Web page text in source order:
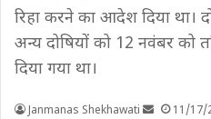
रिहा करने का आदेश दिया था।
अन्य दोषियों को 12 नवंबर को
दिया गया था।
Janmanas Shekhawati 11/17/